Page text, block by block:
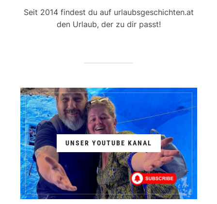
Seit 2014 findest du auf urlaubsgeschichten.at
den Urlaub, der zu dir passt!
UNSER YOUTUBE KANAL